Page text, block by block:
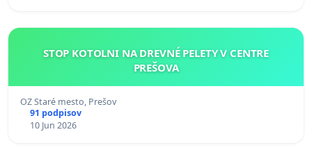
STOP KOTOLNI NA DREVNÉ PELETY V CENTRE
PREŠOVA
OZ Staré mesto, Prešov
91 podpisov
10 Jun 2026